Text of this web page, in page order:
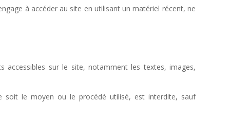
à accéder au site en utilisant un matériel récent, ne
accessibles sur le site, notamment les textes, images,
soit le moyen ou le procédé utilisé, est interdite, sauf